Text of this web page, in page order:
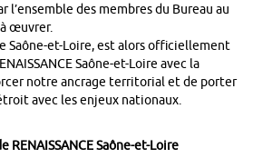
l’ensemble des membres du Bureau au
œuvrer.
Saône-et-Loire, est alors officiellement
Saône-et-Loire avec la
notre ancrage territorial et de porter
avec les enjeux nationaux.
RENAISSANCE Saône-et-Loire